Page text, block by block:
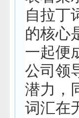
自拉丁
的核心
一起便
公司领
潜力，
词汇在